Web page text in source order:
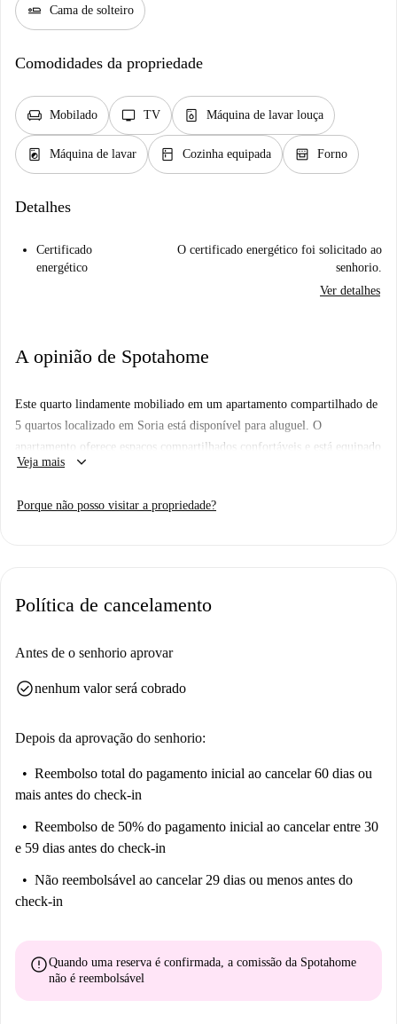
airline_seat_flat Cama de solteiro
Comodidades da propriedade
chair Mobilado tv TV dishwasher_gen Máquina de lavar louça
local_laundry_service Máquina de lavar kitchen Cozinha equipada oven_gen Forno
Detalhes
Certificado
energético
O certificado energético foi solicitado ao
senhorio.
Ver detalhes
A opinião de Spotahome
Este quarto lindamente mobiliado em um apartamento compartilhado de
5 quartos localizado em Soria está disponível para aluguel. O
apartamento oferece espaços compartilhados confortáveis e está equipado
com comodidades modernas, incluindo cozinha equipada, máquina de
no interior, mas animais de estimação não. Eletricidade, água, gás, Wi-Fi
Situado no coração de Soria, o imóvel é cercado por atrações e serviços
compras de supermercado. Nas proximidades, você encontra pontos
Machado, o Monte Valonsadero e a Casa Modernista. Além disso, o
Amistad de Numancia, estão a uma curta distância a pé. Experimente
Veja mais keyboard_arrow_down
Porque não posso visitar a propriedade?
Política de cancelamento
Antes de o senhorio aprovar
check_circlenenhum valor será cobrado
Depois da aprovação do senhorio:
Reembolso total do pagamento inicial ao cancelar 60 dias ou
mais antes do check-in
Reembolso de 50% do pagamento inicial ao cancelar entre 30
e 59 dias antes do check-in
Não reembolsável ao cancelar 29 dias ou menos antes do
check-in
errorQuando uma reserva é confirmada, a comissão da Spotahome
não é reembolsável